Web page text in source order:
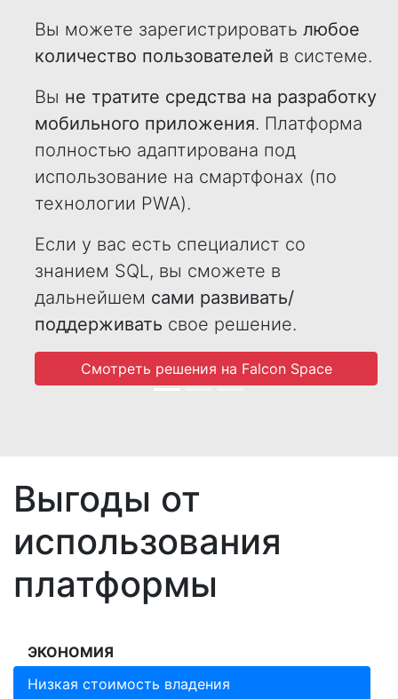
Вы можете зарегистрировать любое
количество пользователей в системе.
Вы не тратите средства на разработку
мобильного приложения. Платформа
полностью адаптирована под
использование на смартфонах (по
технологии PWA).
Если у вас есть специалист со
знанием SQL, вы сможете в
дальнейшем сами развивать/
поддерживать свое решение.
Смотреть решения на Falcon Space
Выгоды от
использования
платформы
ЭКОНОМИЯ
Низкая стоимость владения